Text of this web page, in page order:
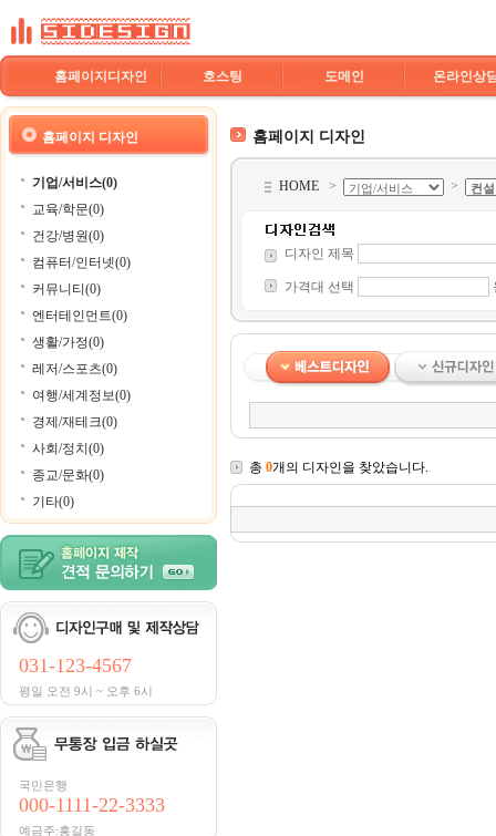
홈페이지디자인 호스팅 도메인 온라인상
홈페이지 디자인
기업/서비스(0)
교육/학문(0)
건강/병원(0)
컴퓨터/인터넷(0)
커뮤니티(0)
엔터테인먼트(0)
생활/가정(0)
레저/스포츠(0)
여행/세계정보(0)
경제/재테크(0)
사회/정치(0)
종교/문화(0)
기타(0)
031-123-4567
평일 오전 9시 ~ 오후 6시
국민은행
000-1111-22-3333
예금주:홍길동
홈페이지 디자인
HOME > >
디자인 제목
가격대 선택
총 0개의 디자인을 찾았습니다.